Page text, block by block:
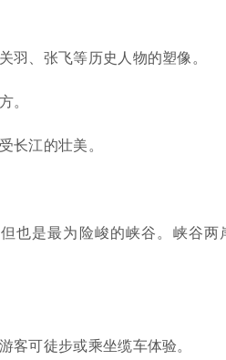
羽、张飞等历史人物的塑像。
。
长江的壮美。
也是最为险峻的峡谷。峡谷
客可徒步或乘坐缆车体验。